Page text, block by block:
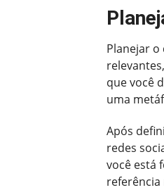
Planejar
que você
uma
Após
redes
você está
referência